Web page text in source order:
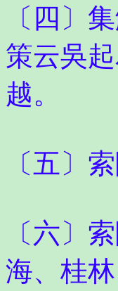
〔四〕
策云吳
越。
〔五〕
〔六〕
海、桂